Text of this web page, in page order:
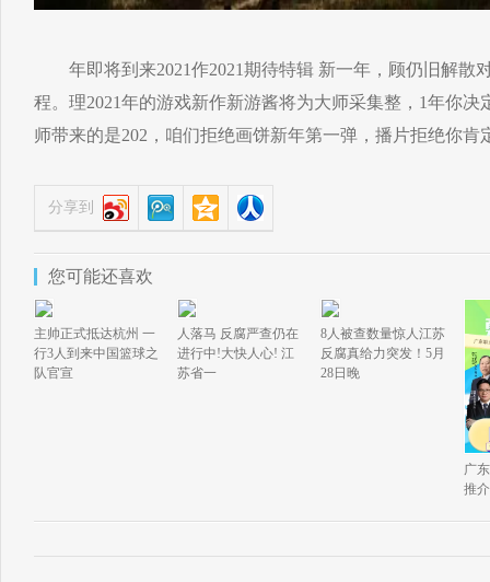
年即将到来2021作2021期待特辑 新一年，顾仍旧解散
程。理2021年的游戏新作新游酱将为大师采集整，1年你
师带来的是202，咱们拒绝画饼新年第一弹，播片拒绝你肯
分享到
您可能还喜欢
主帅正式抵达杭州 一
行3人到来中国篮球之
队官宣
人落马 反腐严查仍在
进行中!大快人心! 江
苏省一
8人被查数量惊人江苏
反腐真给力突发！5月
28日晚
广
推